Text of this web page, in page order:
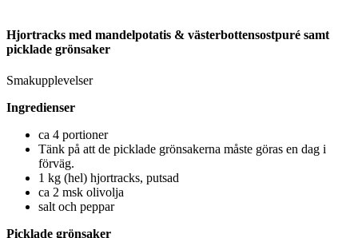
Hjortracks med mandelpotatis & västerbottensostpuré samt
picklade grönsaker
Smakupplevelser
Ingredienser
ca 4 portioner
Tänk på att de picklade grönsakerna måste göras en dag i
förväg.
1 kg (hel) hjortracks, putsad
ca 2 msk olivolja
salt och peppar
Picklade grönsaker